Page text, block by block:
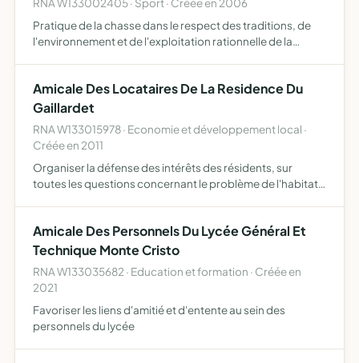
RNA W133002405 · Sport · Créée en 2006
Pratique de la chasse dans le respect des traditions, de
l'environnement et de l'exploitation rationnelle de la
Amicale Des Locataires De La Residence Du
Gaillardet
RNA W133015978 · Economie et développement local ·
Créée en 2011
Organiser la défense des intérêts des résidents, sur
toutes les questions concernant le problème de l'habitat
Amicale Des Personnels Du Lycée Général Et
Technique Monte Cristo
RNA W133035682 · Education et formation · Créée en
2021
Favoriser les liens d'amitié et d'entente au sein des
personnels du lycée